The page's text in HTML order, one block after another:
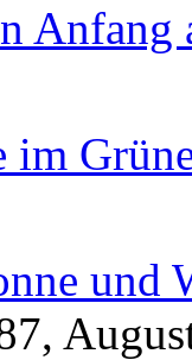
Anfang
im
und